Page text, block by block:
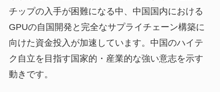
チップの入手が困難になる中、中国国内における
GPUの自国開発と完全なサプライチェーン構築に
向けた資金投入が加速しています。中国のハイテ
ク自立を目指す国家的・産業的な強い意志を示す
動きです。